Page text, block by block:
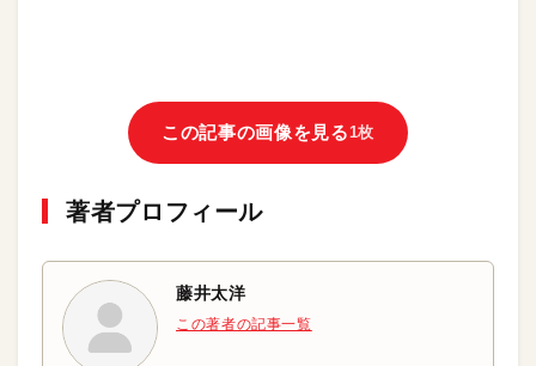
この記事の画像を見る 1枚
著者プロフィール
藤井太洋
この著者の記事一覧